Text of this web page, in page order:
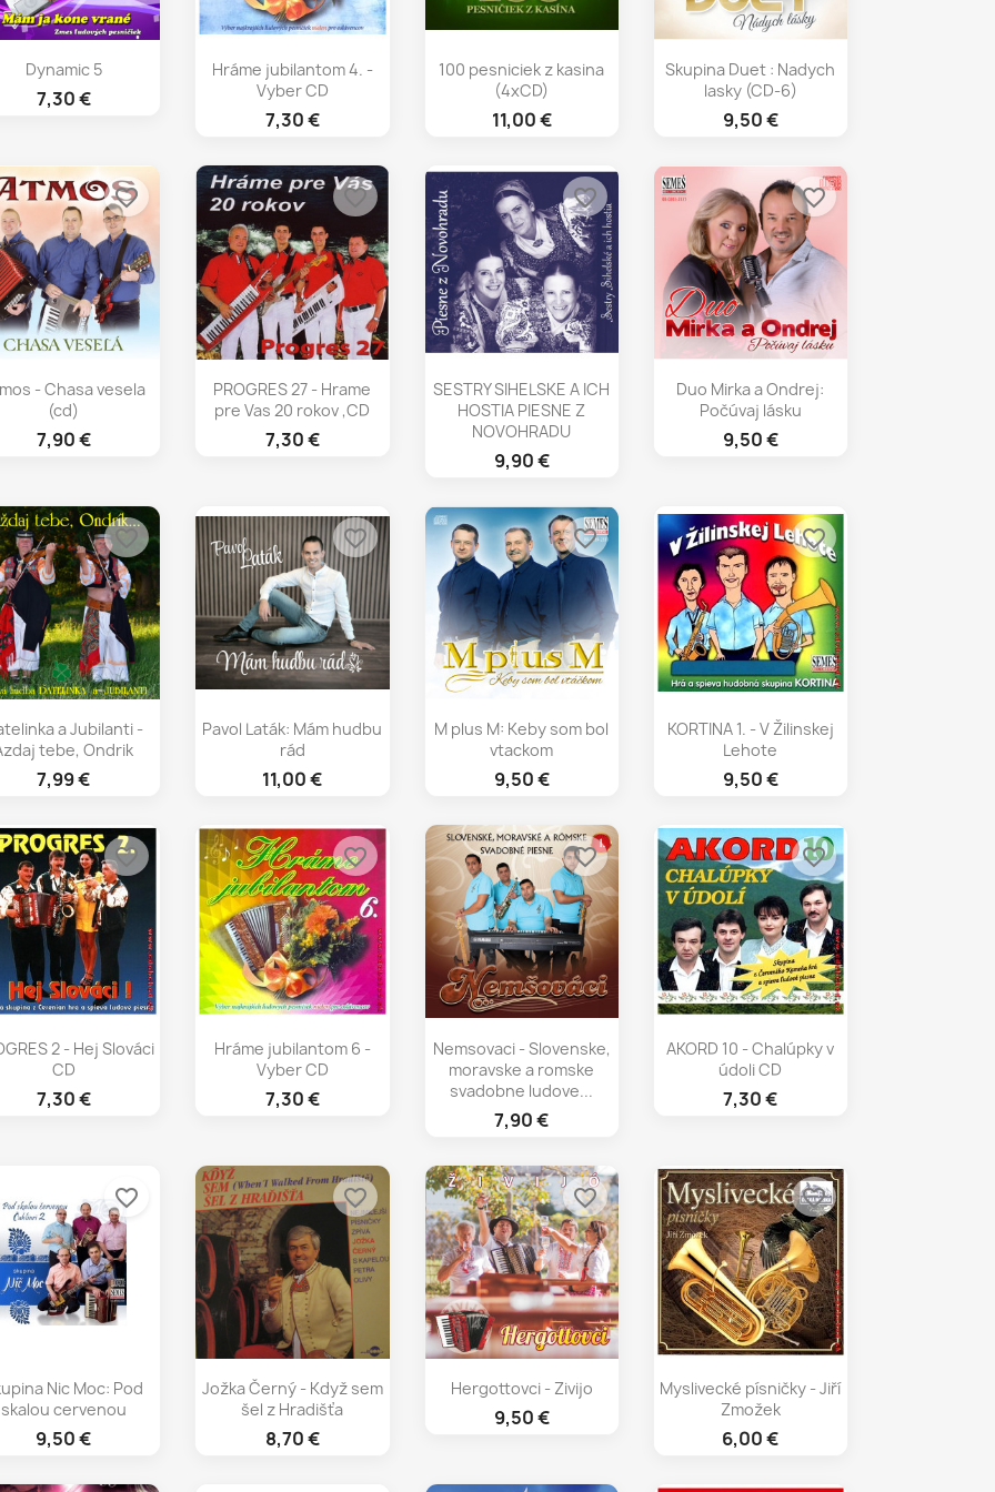
Rýchly náhľad
Dynamic 5
7,30 €
Rýchly náhľad
Hráme jubilantom 4. -
Vyber CD
7,30 €
Rýchly náhľad
100 pesniciek z kasina
(4xCD)
11,00 €
Rýchly náhľad
Skupina Duet : Nadych
lasky (CD-6)
9,50 €
Rýchly náhľad
- Chasa vesela
(cd)
7,90 €
favorite_border
Rýchly náhľad
PROGRES 27 - Hrame
pre Vas 20 rokov ,CD
7,30 €
favorite_border
Rýchly náhľad
SESTRY SIHELSKE A ICH
HOSTIA PIESNE Z
NOVOHRADU
9,90 €
favorite_border
Rýchly náhľad
Duo Mirka a Ondrej:
Počúvaj lásku
9,50 €
favorite_border
Rýchly náhľad
a Jubilanti -
tebe, Ondrik
7,99 €
favorite_border
 Rýchly náhľad
Pavol Laták: Mám hudbu
rád
11,00 €
favorite_border
Rýchly náhľad
M plus M: Keby som bol
vtackom
9,50 €
favorite_border
Rýchly náhľad
KORTINA 1. - V Žilinskej
Lehote
9,50 €
favorite_border
Rýchly náhľad
2 - Hej Slováci
CD
7,30 €
favorite_border
Rýchly náhľad
Hráme jubilantom 6 -
Vyber CD
7,30 €
favorite_border
Rýchly náhľad
Nemsovaci - Slovenske,
moravske a romske
svadobne ludove...
7,90 €
favorite_border
Rýchly náhľad
AKORD 10 - Chalúpky v
údoli CD
7,30 €
favorite_border
Rýchly náhľad
Nic Moc: Pod
skalou cervenou
9,50 €
favorite_border
Rýchly náhľad
Jožka Černý - Když sem
šel z Hradišťa
8,70 €
favorite_border
Rýchly náhľad
Hergottovci - Zivijo
9,50 €
favorite_border
Rýchly náhľad
Myslivecké písničky - Jiří
Zmožek
6,00 €
favorite_border